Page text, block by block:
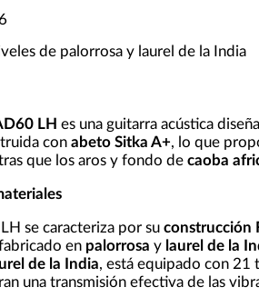
de palorrosa y laurel de la India
LH es una guitarra acústica
con abeto Sitka A+, lo que
que los aros y fondo de caoba
se caracteriza por su construcción
en palorrosa y laurel de la
de la India, está equipado con 21
una transmisión efectiva de las